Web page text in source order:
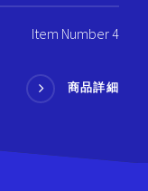
Item Number 4
商品詳細